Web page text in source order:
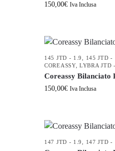
150,00€ Iva Inclusa
145 JTD - 1.9, 145 JTD -
COREASSY,LYBRA JTD
Coreassy Bilanciato
150,00€ Iva Inclusa
147 JTD - 1.9, 147 JTD -